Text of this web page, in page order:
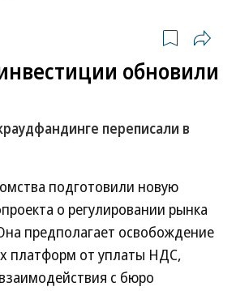
обновили
переписали в
подготовили новую
о регулировании рынка
предполагает освобождение
платформ от уплаты НДС,
с бюро